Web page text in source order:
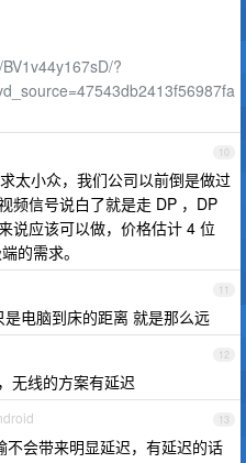
?
10
太小众，我们公司以前倒是做过
频信号说白了就是走 DP ，DP
说应该可以做，价格估计 4 位
的需求。
11
电脑到床的距离 就是那么远
12
无线的方案有延迟
13
不会带来明显延迟，有延迟的话